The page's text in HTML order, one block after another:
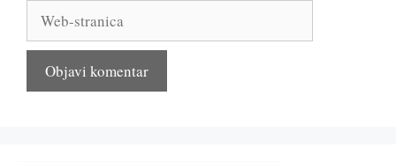
stranica